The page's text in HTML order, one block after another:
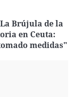
Brújula de la
en Ceuta:
medidas"